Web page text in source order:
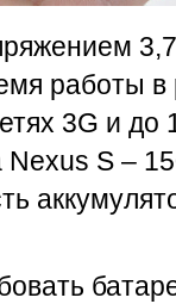
работы
3G и до
Nexus S –